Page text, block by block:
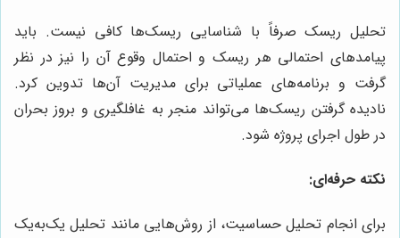
تحلیل ریسک صرفاً با شناسایی ریسک‌ها کافی نیست. باید
پیامدهای احتمالی هر ریسک و احتمال وقوع آن را نیز در نظر
گرفت و برنامه‌های عملیاتی برای مدیریت آن‌ها تدوین کرد.
نادیده گرفتن ریسک‌ها می‌تواند منجر به غافلگیری و بروز بحران
در طول اجرای پروژه شود.
نکته حرفه‌ای:
برای انجام تحلیل حساسیت، از روش‌هایی مانند تحلیل یک‌به‌یک